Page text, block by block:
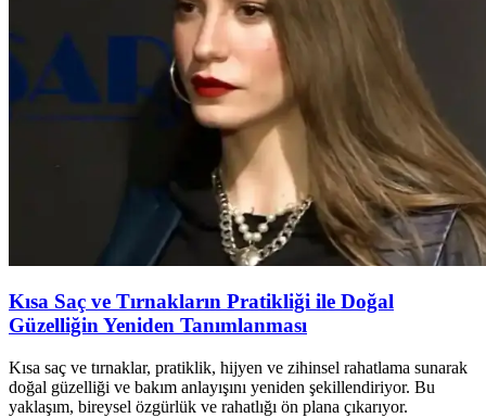
Kısa Saç ve Tırnakların Pratikliği ile Doğal
Güzelliğin Yeniden Tanımlanması
Kısa saç ve tırnaklar, pratiklik, hijyen ve zihinsel rahatlama sunarak
doğal güzelliği ve bakım anlayışını yeniden şekillendiriyor. Bu
yaklaşım, bireysel özgürlük ve rahatlığı ön plana çıkarıyor.